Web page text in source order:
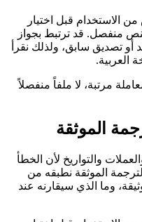
الاستخدام قبل اختيار
منفصل. قد ترتبط بجواز
تصديق سابق، ولذلك نقرأ
العربية.
مرتبة، لا ملفاً منفصلاً
الموثقة
والتواريخ لأن الخطأ
الموثقة نطبقه من
وما الذي سيقارنه عند